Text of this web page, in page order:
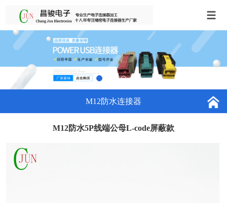
M12防水连接器
M12防水5P线端公母L-code屏蔽款